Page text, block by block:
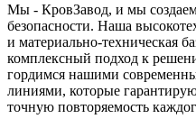
Мы - КровЗавод, и мы
безопасности. Наша
и материально-техническая
комплексный подход к
гордимся нашими
линиями, которые
точную повторяемость